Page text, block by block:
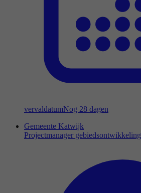
vervaldatumNog 28 dagen
Gemeente Katwijk
Projectmanager gebiedsontwikkeling